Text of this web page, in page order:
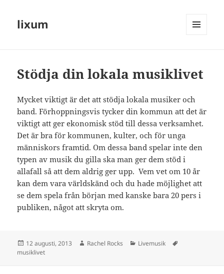
lixum
Stödja din lokala musiklivet
Mycket viktigt är det att stödja lokala musiker och
band. Förhoppningsvis tycker din kommun att det är
viktigt att ger ekonomisk stöd till dessa verksamhet.
Det är bra för kommunen, kulter, och för unga
människors framtid. Om dessa band spelar inte den
typen av musik du gilla ska man ger dem stöd i
allafall så att dem aldrig ger upp. Vem vet om 10 år
kan dem vara världskänd och du hade möjlighet att
se dem spela från början med kanske bara 20 pers i
publiken, något att skryta om.
Postat
12 augusti, 2013 Författare
Rachel Rocks Kategorier
Livemusik
musiklivet